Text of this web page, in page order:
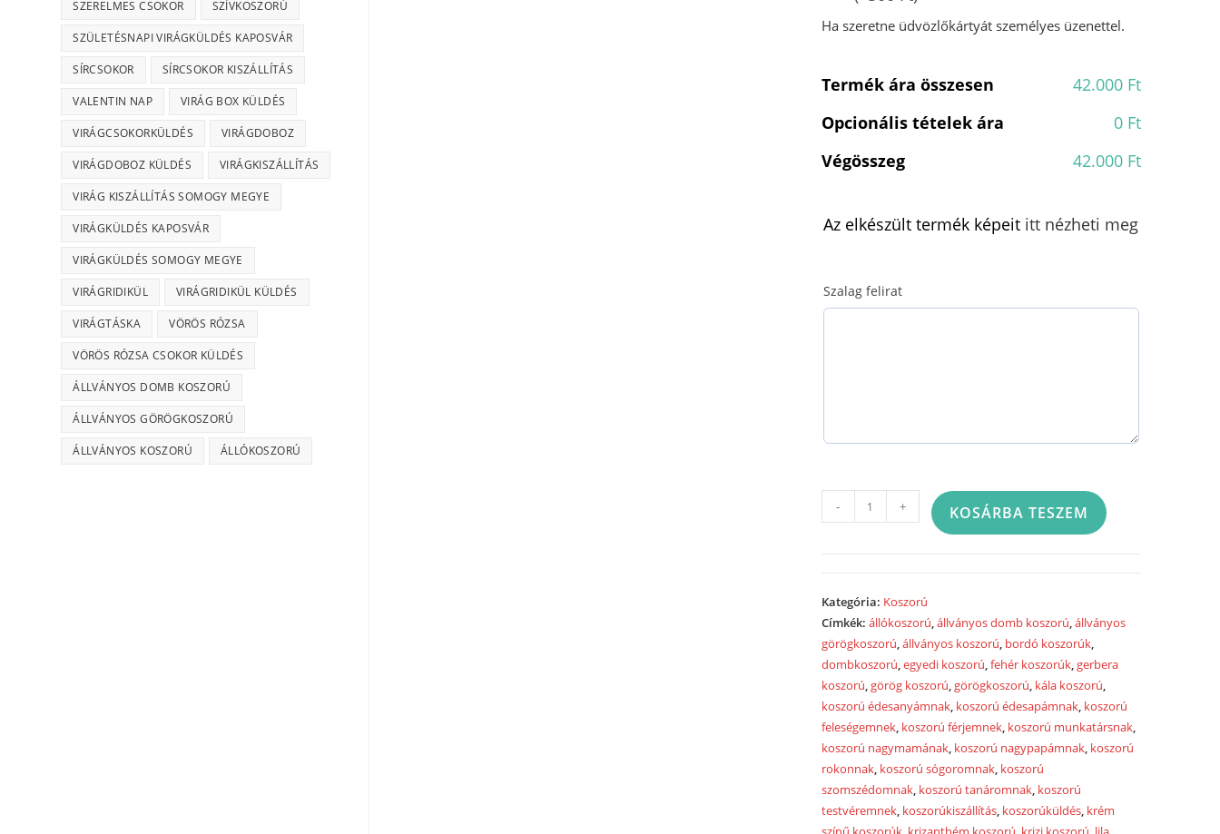
Ha szeretne üdvözlőkártyát személyes üzenettel.
Termék ára összesen
42.000 Ft
Opcionális tételek ára
0 Ft
Végösszeg
42.000 Ft
Az elkészült termék képeit itt nézheti meg
Szalag felirat
koszorú
díszített
vegyes
színes
virágokból
2022
mennyiség
- + KOSÁRBA TESZEM
Kategória: Koszorú
Címkék: állókoszorú,állványos domb koszorú,állványos
görögkoszorú,állványos koszorú, bordó koszorúk,
dombkoszorú,egyedi koszorú,fehér koszorúk,gerbera
koszorú,görög koszorú,görögkoszorú, kála koszorú,
koszorú édesanyámnak, koszorú édesapámnak, koszorú
feleségemnek, koszorú férjemnek, koszorú munkatársnak,
koszorú nagymamának, koszorú nagypapámnak, koszorú
rokonnak, koszorú sógoromnak, koszorú
szomszédomnak, koszorú tanáromnak, koszorú
testvéremnek, koszorúkiszállítás, koszorúküldés, krém
SZERELMES CSOKOR SZÍVKOSZORÚ
SZÜLETÉSNAPI VIRÁGKÜLDÉS KAPOSVÁR
SÍRCSOKOR SÍRCSOKOR KISZÁLLÍTÁS
VALENTIN NAP VIRÁG BOX KÜLDÉS
VIRÁGCSOKORKÜLDÉS VIRÁGDOBOZ
VIRÁGDOBOZ KÜLDÉS VIRÁGKISZÁLLÍTÁS
VIRÁG KISZÁLLÍTÁS SOMOGY MEGYE
VIRÁGKÜLDÉS KAPOSVÁR
VIRÁGKÜLDÉS SOMOGY MEGYE
VIRÁGRIDIKÜL VIRÁGRIDIKÜL KÜLDÉS
VIRÁGTÁSKA VÖRÖS RÓZSA
VÖRÖS RÓZSA CSOKOR KÜLDÉS
ÁLLVÁNYOS DOMB KOSZORÚ
ÁLLVÁNYOS GÖRÖGKOSZORÚ
ÁLLVÁNYOS KOSZORÚ ÁLLÓKOSZORÚ